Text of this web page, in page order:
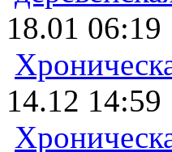
18.01 06:19
14.12 14:59